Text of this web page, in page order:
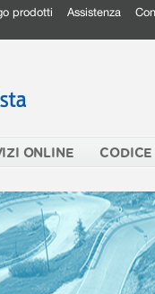
prodotti Assistenza
ONLINE